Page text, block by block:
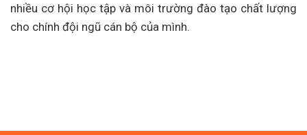
nhiều cơ hội học tập và môi trường đào tạo chất lượng
cho chính đội ngũ cán bộ của mình.